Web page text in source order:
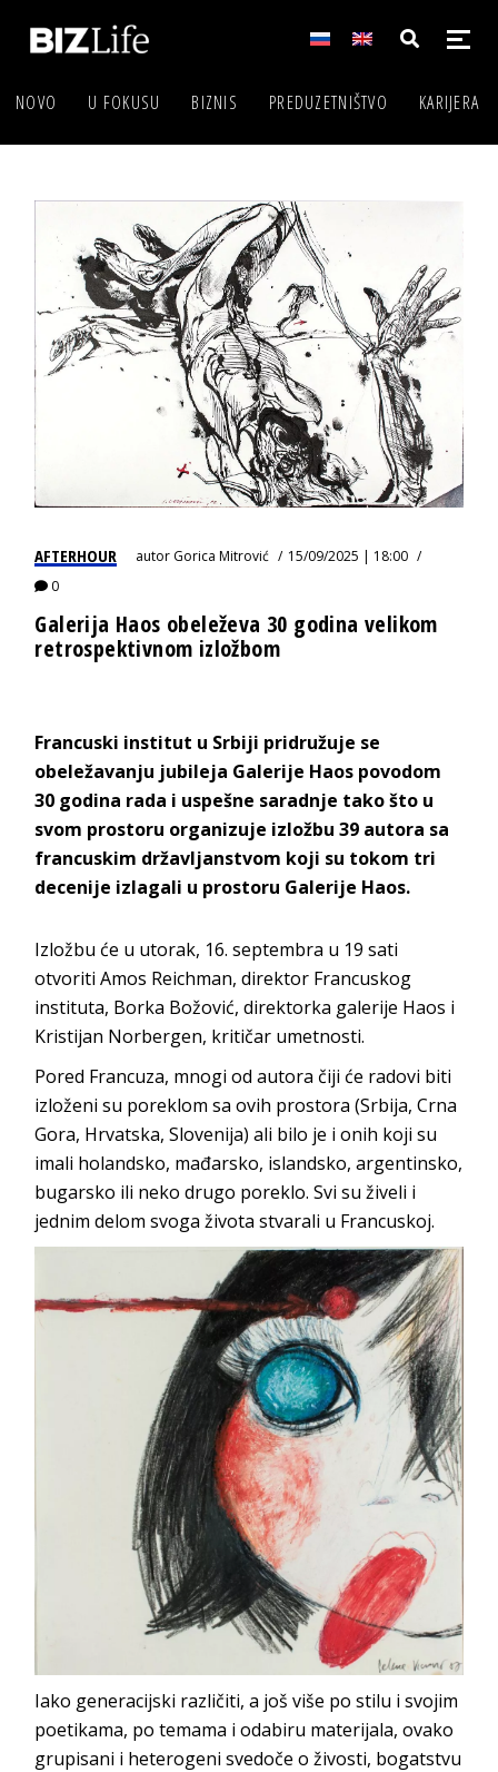
NOVO U FOKUSU BIZNIS PREDUZETNIŠTVO KARIJERA
AFTERHOUR autor Gorica Mitrović
15/09/2025 | 18:00
0
Galerija Haos obeleževa 30 godina velikom
retrospektivnom izložbom
Francuski institut u Srbiji pridružuje se
obeležavanju jubileja Galerije Haos povodom
30 godina rada i uspešne saradnje tako što u
svom prostoru organizuje izložbu 39 autora sa
francuskim državljanstvom koji su tokom tri
decenije izlagali u prostoru Galerije Haos.
Izložbu će u utorak, 16. septembra u 19 sati
otvoriti Amos Reichman, direktor Francuskog
instituta, Borka Božović, direktorka galerije Haos i
Kristijan Norbergen, kritičar umetnosti.
Pored Francuza, mnogi od autora čiji će radovi biti
izloženi su poreklom sa ovih prostora (Srbija, Crna
Gora, Hrvatska, Slovenija) ali bilo je i onih koji su
imali holandsko, mađarsko, islandsko, argentinsko,
bugarsko ili neko drugo poreklo. Svi su živeli i
jednim delom svoga života stvarali u Francuskoj.
Iako generacijski različiti, a još više po stilu i svojim
poetikama, po temama i odabiru materijala, ovako
grupisani i heterogeni svedoče o živosti, bogatstvu